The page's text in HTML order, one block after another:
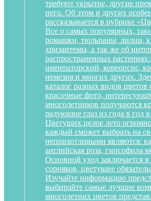
требуют укрытие, другие
него. Об этом и других
рассказывается в рубрике
Все о самых популярных,
ромашки, тюльпаны, лилии,
хризантемы, а так же об
распространенных
императорский, кореопсис,
немезия и многих других.
каталог разных видов цветов
красочные фото,
многолетников получаются
радующие глаз из года в год
Цветущих целое лето
каждый сможет выбрать на
неприхотливыми являются:
английская роза, гипсофила
Основной уход заключается
сорняков, цветущие
Изучайте информацию
выбирайте самые лучшие
многолетних цветов